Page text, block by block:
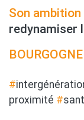
Son ambition
redynamiser
#
proximité #